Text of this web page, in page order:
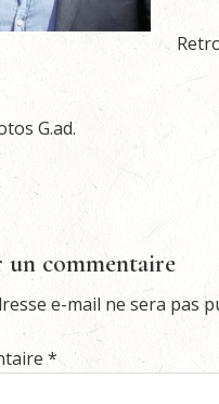
G.ad.
un commentaire
e-mail ne sera pas
*